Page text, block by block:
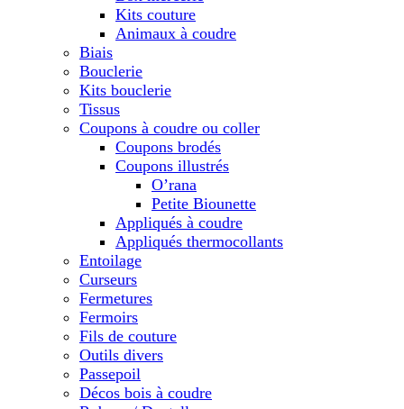
Kits couture
Animaux à coudre
Biais
Bouclerie
Kits bouclerie
Tissus
Coupons à coudre ou coller
Coupons brodés
Coupons illustrés
O’rana
Petite Biounette
Appliqués à coudre
Appliqués thermocollants
Entoilage
Curseurs
Fermetures
Fermoirs
Fils de couture
Outils divers
Passepoil
Décos bois à coudre